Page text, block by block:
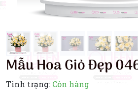
Mẫu Hoa Giỏ Đẹp
Tình trạng: Còn hàng